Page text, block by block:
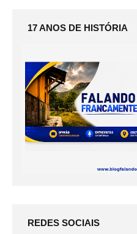
17 ANOS DE HISTÓRIA
REDES SOCIAIS